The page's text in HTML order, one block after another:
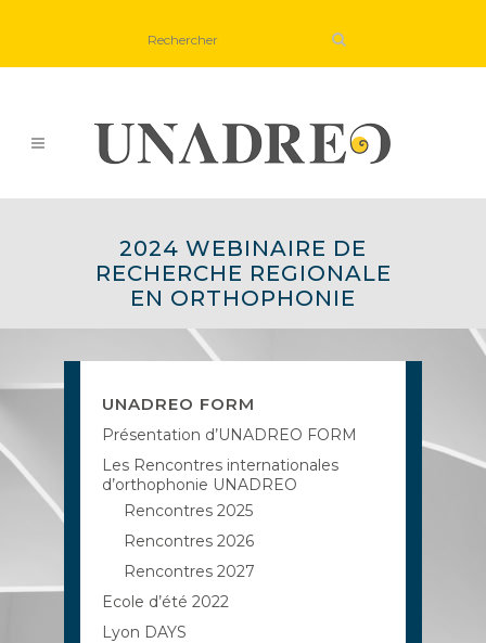
2024 WEBINAIRE DE
RECHERCHE REGIONALE
EN ORTHOPHONIE
UNADREO FORM
Présentation d’UNADREO FORM
Les Rencontres internationales
d’orthophonie UNADREO
Rencontres 2025
Rencontres 2026
Rencontres 2027
Ecole d’été 2022
Lyon DAYS